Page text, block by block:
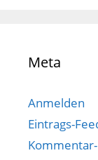
Meta
Anmelden
Eintrags-